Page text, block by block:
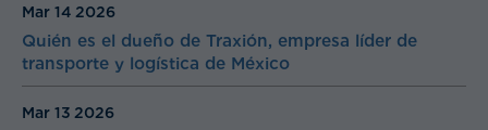
Quién es el dueño de Traxión, empresa líder de
transporte y logística de México
Mar 14 2026
Mar 13 2026